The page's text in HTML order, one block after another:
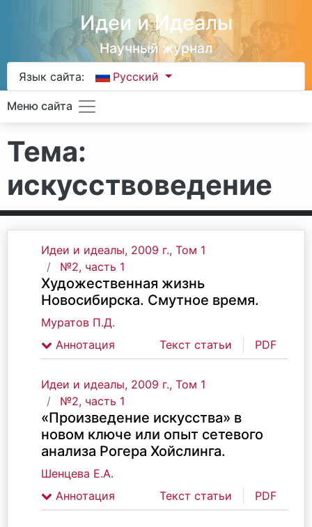
Идеи и Идеалы
Научный журнал
Язык сайта: Русский
Меню сайта
Тема:
искусствоведение
Идеи и идеалы, 2009 г., Том 1
№2, часть 1
Художественная жизнь
Новосибирска. Смутное время.
Муратов П.Д.
Аннотация
Текст статьи PDF
Идеи и идеалы, 2009 г., Том 1
№2, часть 1
«Произведение искусства» в
новом ключе или опыт сетевого
анализа Рогера Хойслинга.
Шенцева Е.А.
Аннотация
Текст статьи PDF